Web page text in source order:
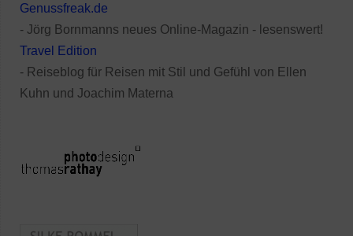
Genussfreak.de
- Jörg Bornmanns neues Online-Magazin - lesenswert!
Travel Edition
- Reiseblog für Reisen mit Stil und Gefühl von Ellen
Kuhn und Joachim Materna